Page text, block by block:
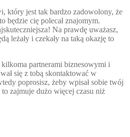
który jest tak bardzo zadowolony, że
będzie cię polecał znajomym.
Na prawdę uważasz,
leżały i czekały na taką okazję to
partnerami biznesowymi i
się z tobą skontaktować w
poprosisz, żeby wpisał sobie twój
zajmuje dużo więcej czasu niż